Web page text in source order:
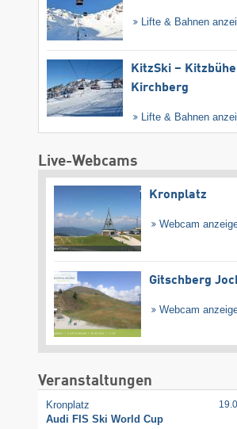
Lifte & Bahnen
KitzSki –
Kirchberg
Lifte & Bahnen
Live-Webcams
Kronplatz
Webcam
Gitschberg
Webcam
Veranstaltungen
Kronplatz
Audi FIS Ski World Cup